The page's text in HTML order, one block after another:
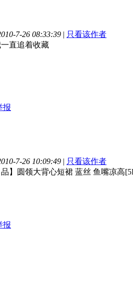
7-26 08:33:39 | 只看该作者
直追着收藏
报
7-26 10:09:49 | 只看该作者
报